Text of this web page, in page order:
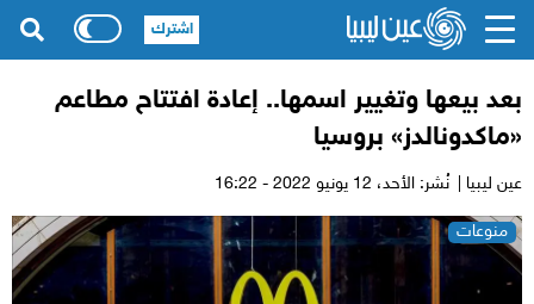
بعد بيعها وتغيير اسمها.. إعادة افتتاح مطاعم
«ماكدونالدز» بروسيا
عين ليبيا | نُشر: الأحد،
منوعات
اشترك